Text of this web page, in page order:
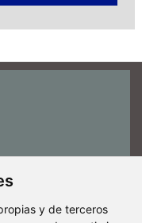
y de terceros